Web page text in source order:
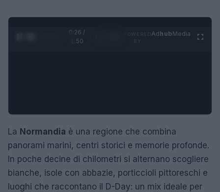
0:27 /
1:50
AdhubMedia
La Normandia è una regione che combina
panorami marini, centri storici e memorie profonde.
In poche decine di chilometri si alternano scogliere
bianche, isole con abbazie, porticcioli pittoreschi e
luoghi che raccontano il D-Day: un mix ideale per